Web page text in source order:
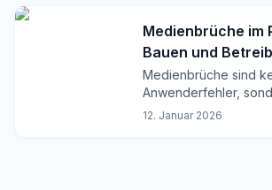
Medienbrüche im
Bauen und
systemische
Medienbrüche sind
Anwenderfehler,
Strukturproblem.
12. Januar 2026